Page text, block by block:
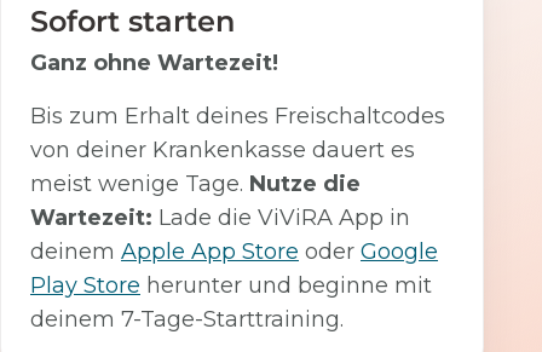
Sofort starten
Ganz ohne Wartezeit!
Bis zum Erhalt deines Freischaltcodes
von deiner Krankenkasse dauert es
meist wenige Tage. Nutze die
Wartezeit: Lade die ViViRA App in
deinem Apple App Store oder Google
Play Store herunter und beginne mit
deinem 7-Tage-Starttraining.